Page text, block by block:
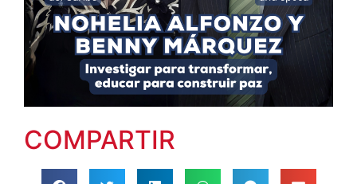
COMPARTIR